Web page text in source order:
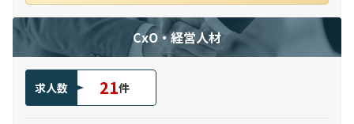
CxO・経営人材
求人数 21件